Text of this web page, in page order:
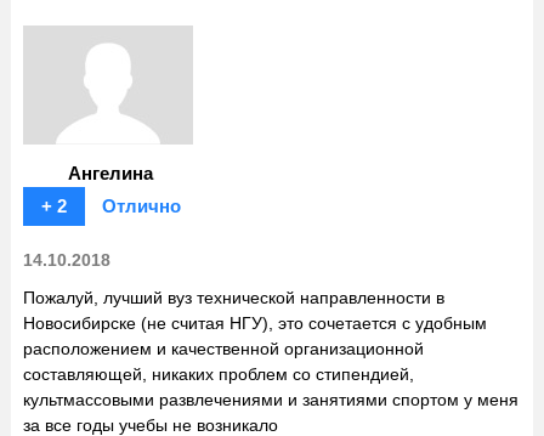
Ангелина
+ 2
Отлично
14.10.2018
Пожалуй, лучший вуз технической направленности в
Новосибирске (не считая НГУ), это сочетается с удобным
расположением и качественной организационной
составляющей, никаких проблем со стипендией,
культмассовыми развлечениями и занятиями спортом у меня
за все годы учебы не возникало